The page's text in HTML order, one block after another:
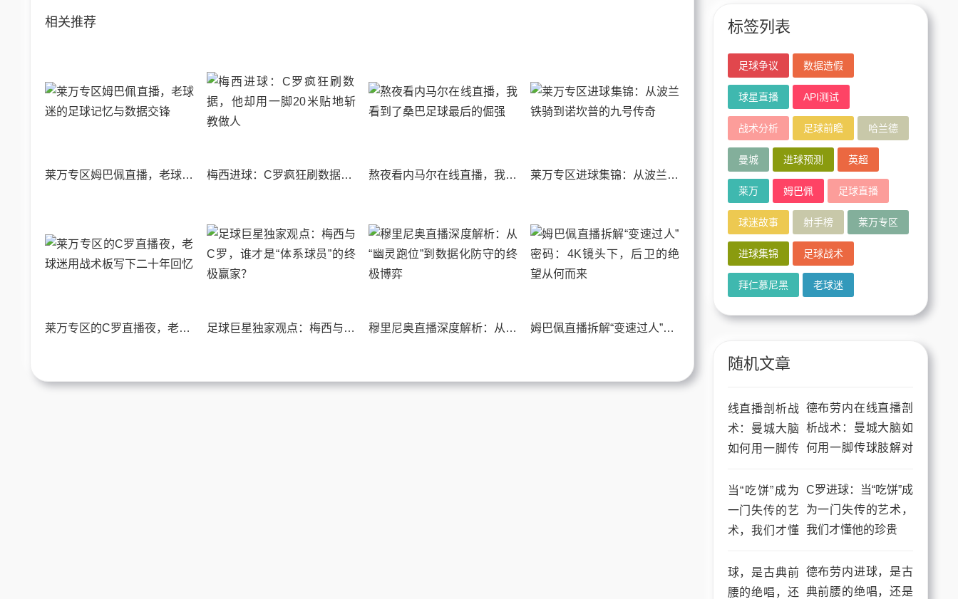
相关推荐
莱万专区姆巴佩直播，老球迷的足球记忆与数据交锋 梅西进球：C罗疯狂刷数据，他却用一脚20米贴地斩教做人 熬夜看内马尔在线直播，我看到了桑巴足球最后的倔强 莱万专区进球集锦：从波兰铁骑到诺坎普的九号传奇
莱万专区的C罗直播夜，老球迷用战术板写下二十年回忆 足球巨星独家观点：梅西与C罗，谁才是“体系球员”的终极赢家？ 穆里尼奥直播深度解析：从“幽灵跑位”到数据化防守的终极博弈 姆巴佩直播拆解“变速过人”密码：4K镜头下，后卫的绝望从何而来
标签列表
足球争议 数据造假
球星直播 API测试
战术分析 足球前瞻 哈兰德
曼城 进球预测 英超
莱万 姆巴佩 足球直播
球迷故事 射手榜 莱万专区
进球集锦 足球战术
拜仁慕尼黑 老球迷
随机文章
德布劳内在线直播剖
析战术：曼城大脑如
何用一脚传球肢解对
C罗进球：当“吃饼”成
为一门失传的艺术，
我们才懂他的珍贵
德布劳内进球，是古
典前腰的绝唱，还是